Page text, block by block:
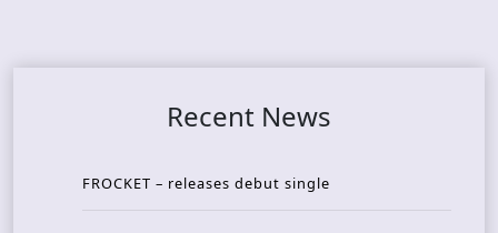
Recent News
FROCKET – releases debut single